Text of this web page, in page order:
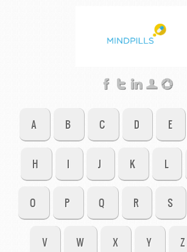
A B C D E
H I J K L
O P Q R S
V W X Y Z